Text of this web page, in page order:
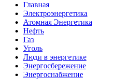
Главная
Электроэнергетика
Атомная Энергетика
Нефть
Газ
Уголь
Люди в энергетике
Энергосбережение
Энергоснабжение